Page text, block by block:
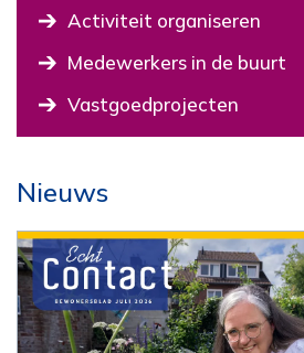
Activiteit organiseren
Medewerkers in de buurt
Vastgoedprojecten
Nieuws